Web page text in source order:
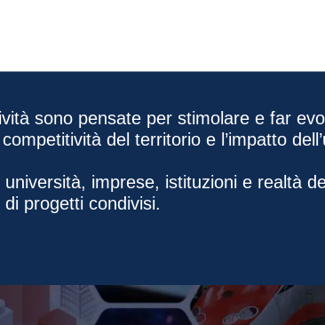
sono pensate per stimolare e far
del territorio e l’impatto
imprese, istituzioni e realtà
progetti condivisi.